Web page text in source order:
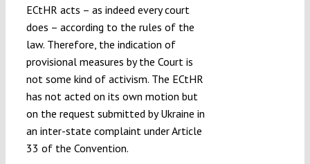
ECtHR acts – as indeed every court
does – according to the rules of the
law. Therefore, the indication of
provisional measures by the Court is
not some kind of activism. The ECtHR
has not acted on its own motion but
on the request submitted by Ukraine in
an inter-state complaint under Article
33 of the Convention.